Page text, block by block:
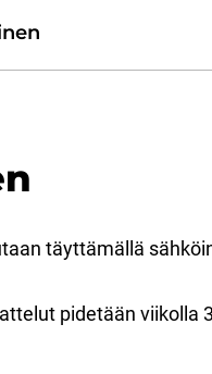
täyttämällä
pidetään viikolla